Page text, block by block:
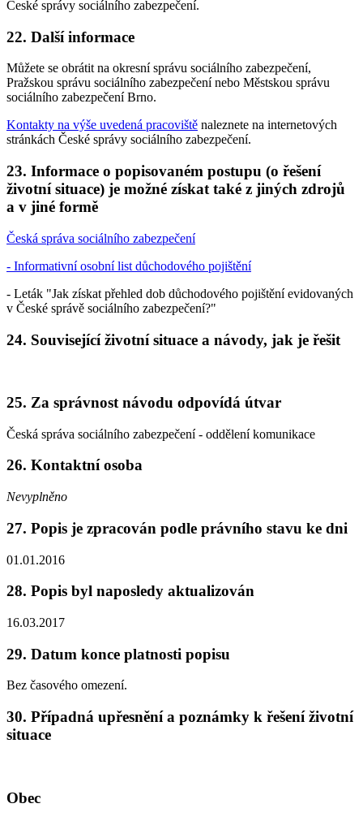
České správy sociálního zabezpečení.
22. Další informace
Můžete se obrátit na okresní správu sociálního zabezpečení,
Pražskou správu sociálního zabezpečení nebo Městskou správu
sociálního zabezpečení Brno.
Kontakty na výše uvedená pracoviště naleznete na internetových
stránkách České správy sociálního zabezpečení.
23. Informace o popisovaném postupu (o řešení
životní situace) je možné získat také z jiných zdrojů
a v jiné formě
Česká správa sociálního zabezpečení
- Informativní osobní list důchodového pojištění
- Leták "Jak získat přehled dob důchodového pojištění evidovaných
v České správě sociálního zabezpečení?"
24. Související životní situace a návody, jak je řešit
25. Za správnost návodu odpovídá útvar
Česká správa sociálního zabezpečení - oddělení komunikace
26. Kontaktní osoba
Nevyplněno
27. Popis je zpracován podle právního stavu ke dni
01.01.2016
28. Popis byl naposledy aktualizován
16.03.2017
29. Datum konce platnosti popisu
Bez časového omezení.
30. Případná upřesnění a poznámky k řešení životní
situace
Obec